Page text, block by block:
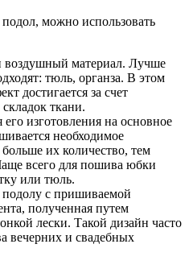
можно использовать
воздушный материал. Лучше
тюль, органза. В этом
достигается за счет
ткани.
изготовления на основное
необходимое
их количество, тем
всего для пошива юбки
или тюль.
с пришиваемой
полученная путем
лески. Такой дизайн часто
вечерних и свадебных